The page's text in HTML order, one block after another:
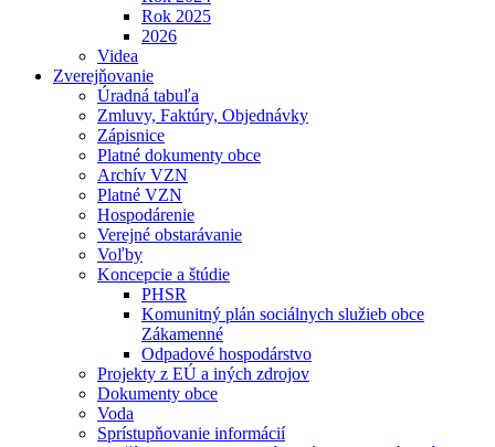
Rok 2025
2026
Videa
Zverejňovanie
Úradná tabuľa
Zmluvy, Faktúry, Objednávky
Zápisnice
Platné dokumenty obce
Archív VZN
Platné VZN
Hospodárenie
Verejné obstarávanie
Voľby
Koncepcie a štúdie
PHSR
Komunitný plán sociálnych služieb obce
Zákamenné
Odpadové hospodárstvo
Projekty z EÚ a iných zdrojov
Dokumenty obce
Voda
Sprístupňovanie informácií